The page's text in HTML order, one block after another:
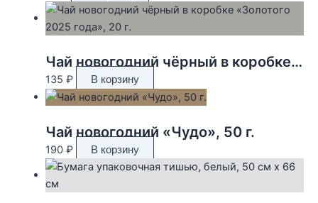
Чай новогодний чёрный в коробке «Золотого 2025 года», 20 г.
135 ₽ В корзину
Чай новогодний «Чудо», 50 г.
190 ₽ В корзину